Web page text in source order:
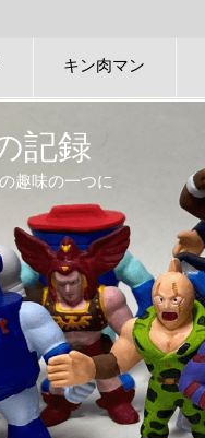
キン肉マン
記録
趣味の一つに